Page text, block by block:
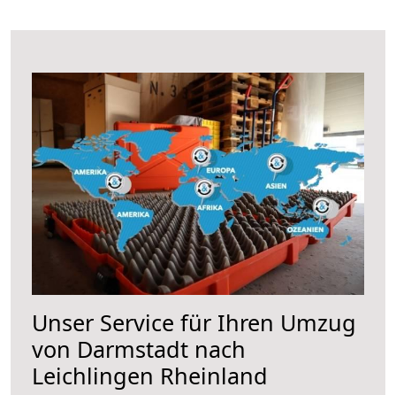
Unser Service für Ihren Umzug
von Darmstadt nach
Leichlingen Rheinland